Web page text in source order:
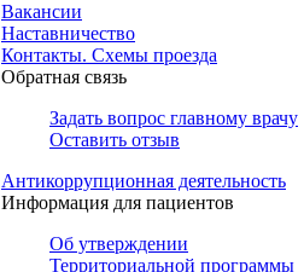
Вакансии
Наставничество
Контакты. Схемы проезда
Обратная связь
Задать вопрос главному врачу
Оставить отзыв
Антикоррупционная деятельность
Информация для пациентов
Об утверждении
Территориальной программы